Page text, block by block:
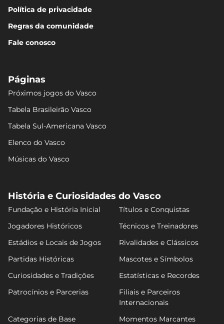
Política de privacidade
Regras da comunidade
Fale conosco
Páginas
Próximos jogos do Vasco
Tabela Brasileirão Vasco
Tabela Sul-Americana Vasco
Elenco do Vasco
Músicas do Vasco
História e Curiosidades do Vasco
Fundação e História Inicial
Títulos e Conquistas
Jogadores Históricos
Técnicos e Treinadores
Estádios e Locais de Jogos
Rivalidades e Clássicos
Partidas Históricas
Mascotes e Símbolos
Curiosidades e Tradições
Estatísticas e Recordes
Patrocínios e Parcerias
Filiais e Parceiros
Internacionais
Categorias de Base
Momentos Marcantes